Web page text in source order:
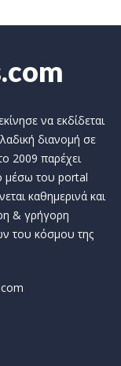
να εκδίδεται
διανομή σε
2009 παρέχει
μέσω του portal
καθημερινά και
& γρήγορη
του κόσμου της